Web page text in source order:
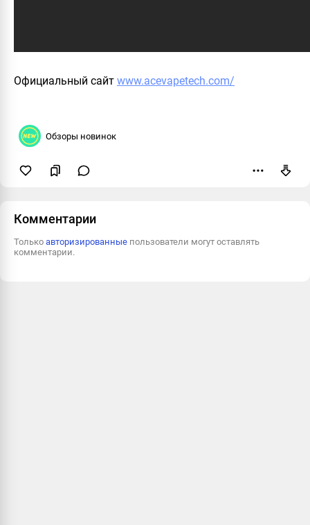
Официальный сайт www.acevapetech.com/
Обзоры новинок
Комментарии
Только авторизированные пользователи могут оставлять
комментарии.